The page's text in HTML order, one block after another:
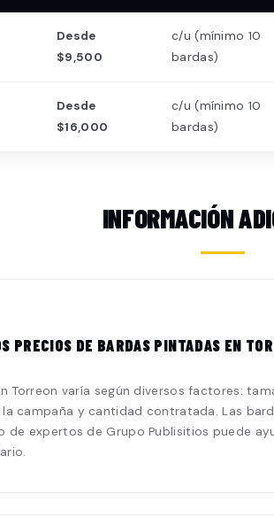
Desde
$9,500
c/u (mínimo 10
bardas)
Desde
$16,000
c/u (mínimo 10
bardas)
INFORMACIÓN
PRECIOS DE BARDAS PINTADAS EN
Torreon varía según diversos factores:
campaña y cantidad contratada. Las
de expertos de Grupo Publisitios puede